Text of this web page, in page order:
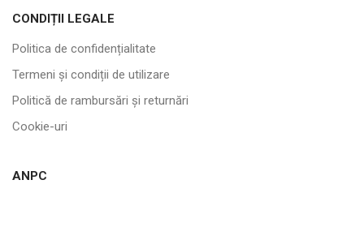
CONDIȚII LEGALE
Politica de confidențialitate
Termeni și condiții de utilizare
Politică de rambursări și returnări
Cookie-uri
ANPC